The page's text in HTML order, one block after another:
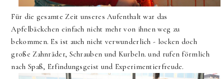
Für die gesamte Zeit unseres Aufenthalt war das
Apfelbäckchen einfach nicht mehr von ihnen weg zu
bekommen. Es ist auch nicht verwunderlich - locken doch
große Zahnräder, Schrauben und Kurbeln. und rufen förmlich
nach Spaß, Erfindungsgeist und Experimentierfreude.